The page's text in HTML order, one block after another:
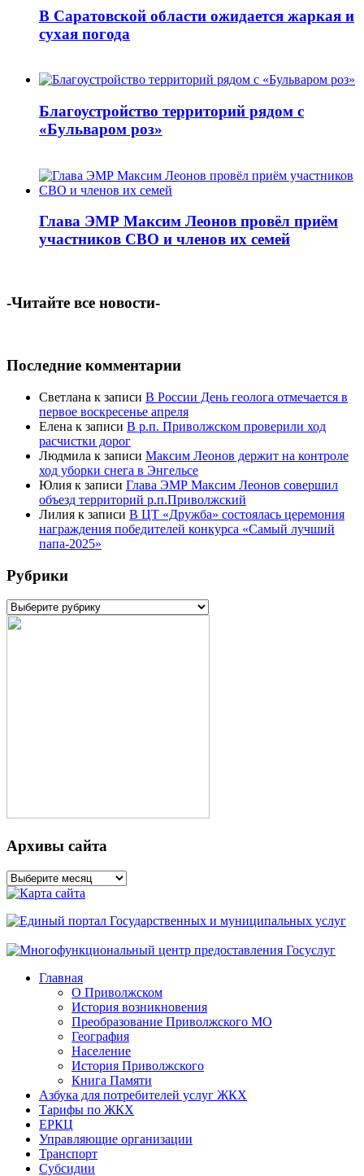
В Саратовской области ожидается жаркая и
сухая погода
Благоустройство территорий рядом с
«Бульваром роз»
Глава ЭМР Максим Леонов провёл приём
участников СВО и членов их семей
-Читайте все новости-
Последние комментарии
Светлана к записи В России День геолога отмечается в
первое воскресенье апреля
Елена к записи В р.п. Приволжском проверили ход
расчистки дорог
Людмила к записи Максим Леонов держит на контроле
ход уборки снега в Энгельсе
Юлия к записи Глава ЭМР Максим Леонов совершил
объезд территорий р.п.Приволжский
Лилия к записи В ЦТ «Дружба» состоялась церемония
награждения победителей конкурса «Самый лучший
папа-2025»
Рубрики
Рубрики
Архивы сайта
Архивы
сайта
Главная
О Приволжском
История возникновения
Преобразование Приволжского МО
География
Население
История Приволжского
Книга Памяти
Азбука для потребителей услуг ЖКХ
Тарифы по ЖКХ
ЕРКЦ
Управляющие организации
Транспорт
Субсидии